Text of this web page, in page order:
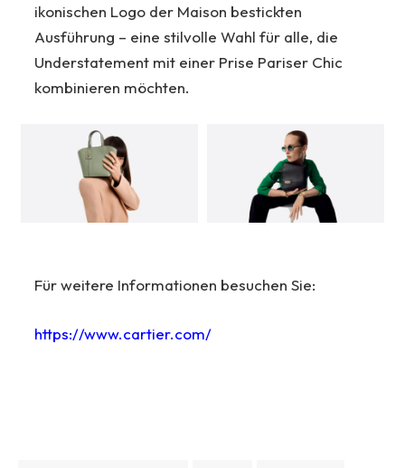
ikonischen Logo der Maison bestickten
Ausführung – eine stilvolle Wahl für alle, die
Understatement mit einer Prise Pariser Chic
kombinieren möchten.
Für weitere Informationen besuchen Sie:
https://www.cartier.com/